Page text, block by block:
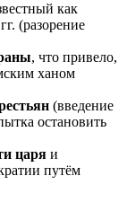
как
(разорение
, что привело,
ханом
(введение
остановить
царя и
путём